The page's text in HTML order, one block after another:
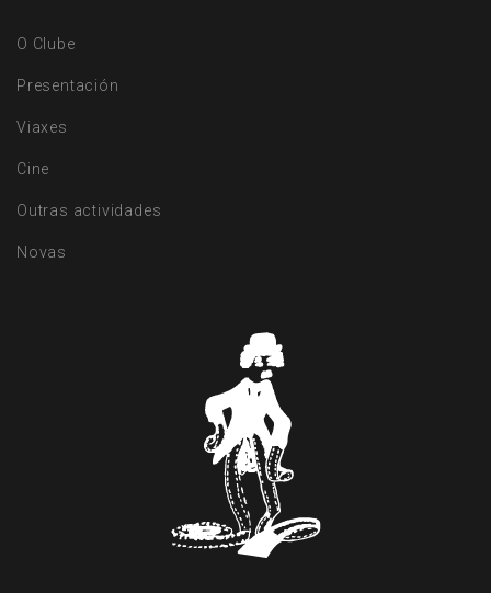
O Clube
Presentación
Viaxes
Cine
Outras actividades
Novas